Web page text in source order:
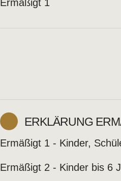
Ermäßigt 1
ERKLÄRUNG
Ermäßigt 1 - Kinder,
Ermäßigt 2 - Kinder bis 6